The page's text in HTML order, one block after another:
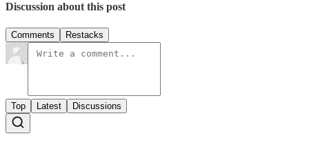
Discussion about this post
Comments Restacks
Top Latest Discussions